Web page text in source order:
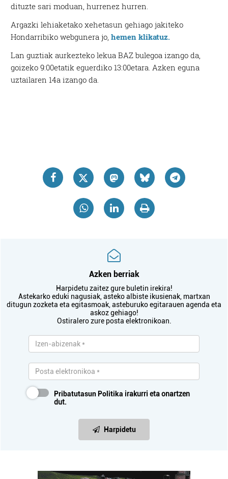
dituzte sari moduan, hurrenez hurren.
Argazki lehiaketako xehetasun gehiago jakiteko
Hondarribiko webgunera jo,hemen klikatuz.
Lan guztiak aurkezteko lekua BAZ bulegoa izango da,
goizeko 9:00etatik eguerdiko 13:00etara. Azken eguna
uztailaren 14a izango da.
Azken berriak
Harpidetu zaitez gure buletin irekira!
Astekarko eduki nagusiak, asteko albiste ikusienak, martxan
ditugun zozketa eta egitasmoak, asteburuko egitarauen agenda eta
askoz gehiago!
Ostiralero zure posta elektronikoan.
Pribatutasun Politika irakurri eta onartzen
dut.
Harpidetu